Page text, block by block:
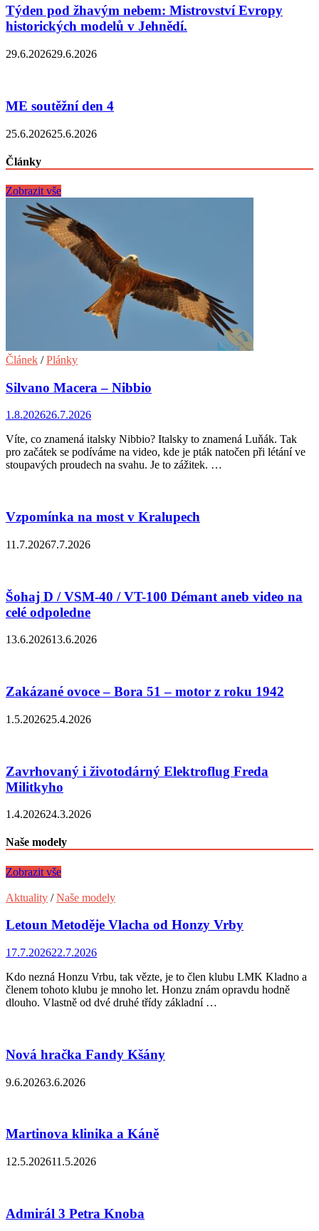
Týden pod žhavým nebem: Mistrovství Evropy
historických modelů v Jehnědí.
29.6.202629.6.2026
ME soutěžní den 4
25.6.202625.6.2026
Články
Zobrazit vše
Článek /Plánky
Silvano Macera – Nibbio
1.8.202626.7.2026
Víte, co znamená italsky Nibbio? Italsky to znamená Luňák. Tak
pro začátek se podíváme na video, kde je pták natočen při létání ve
stoupavých proudech na svahu. Je to zážitek. …
Vzpomínka na most v Kralupech
11.7.20267.7.2026
Šohaj D / VSM-40 / VT-100 Démant aneb video na
celé odpoledne
13.6.202613.6.2026
Zakázané ovoce – Bora 51 – motor z roku 1942
1.5.202625.4.2026
Zavrhovaný i životodárný Elektroflug Freda
Militkyho
1.4.202624.3.2026
Naše modely
Zobrazit vše
Aktuality /Naše modely
Letoun Metoděje Vlacha od Honzy Vrby
17.7.202622.7.2026
Kdo nezná Honzu Vrbu, tak vězte, je to člen klubu LMK Kladno a
členem tohoto klubu je mnoho let. Honzu znám opravdu hodně
dlouho. Vlastně od dvé druhé třídy základní …
Nová hračka Fandy Kšány
9.6.20263.6.2026
Martinova klinika a Káně
12.5.202611.5.2026
Admirál 3 Petra Knoba